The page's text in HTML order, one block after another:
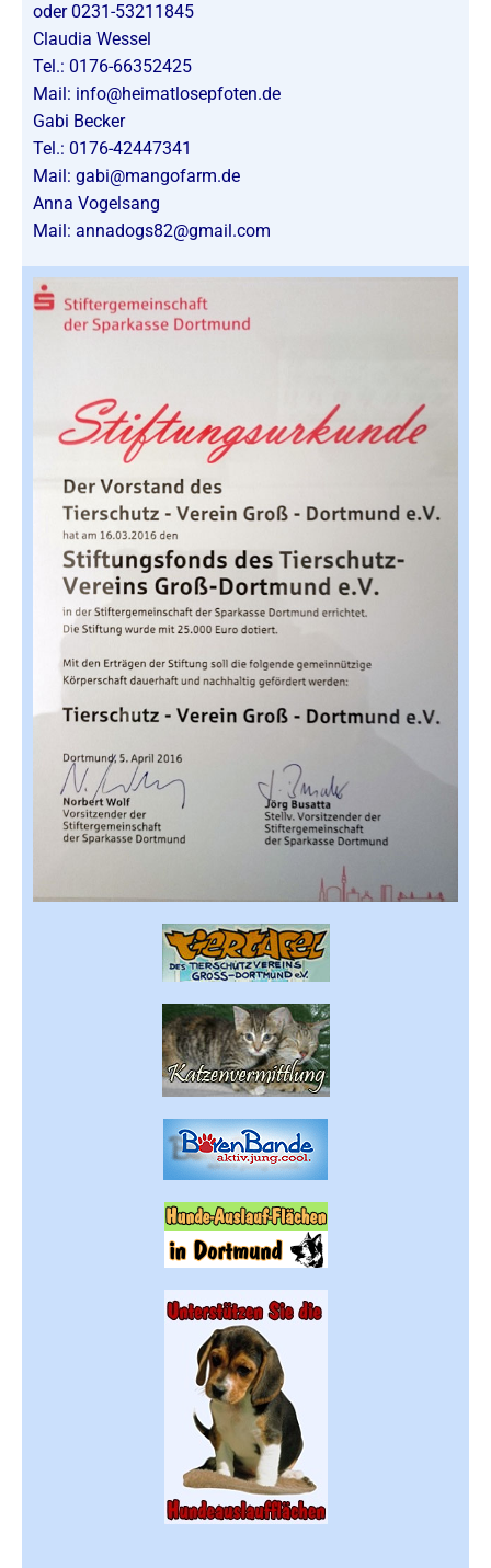
oder 0231-53211845
Claudia Wessel
Tel.: 0176-66352425
Mail: info@heimatlosepfoten.de
Gabi Becker
Tel.: 0176-42447341
Mail: gabi@mangofarm.de
Anna Vogelsang
Mail: annadogs82@gmail.com